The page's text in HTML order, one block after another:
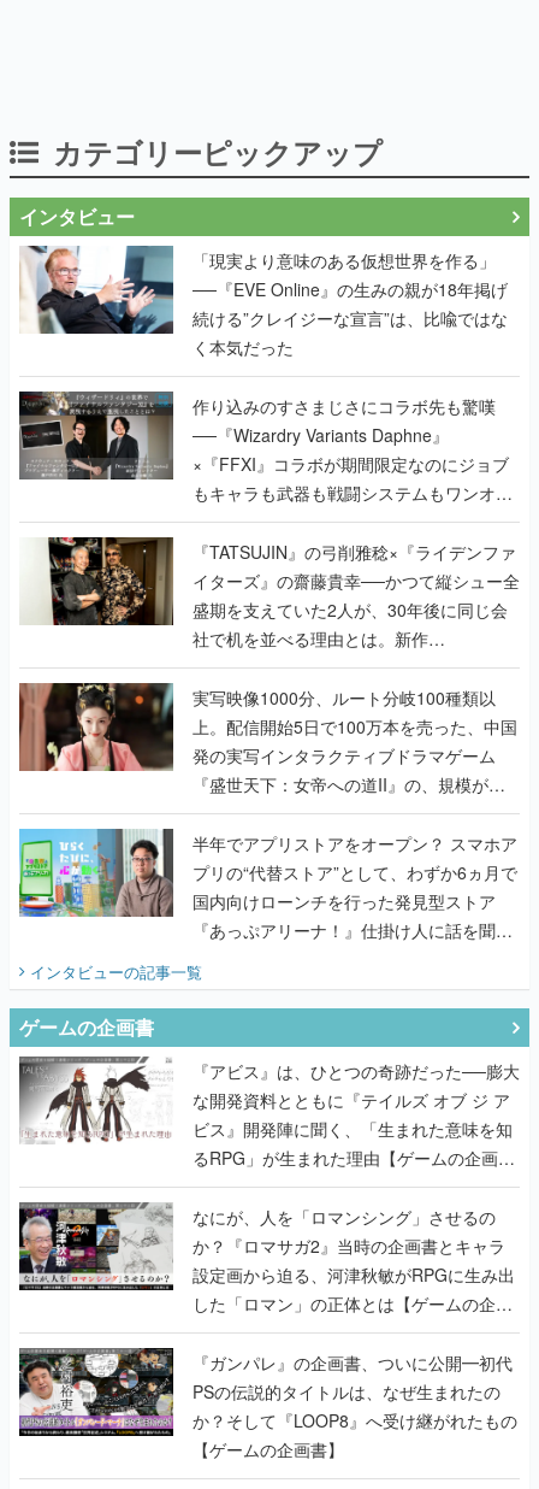
「現実より意味のある仮想世界を作る」
──『EVE Online』の生みの親が18年掲げ
く本気だった
作り込みのすさまじさにコラボ先も驚嘆
──『Wizardry Variants Daphne』
×『FFXI』コラボが期間限定なのにジョブ
もキャラも武器も戦闘システムもワンオフ
で作り込まれた理由を両ディレクターに聞
く
『TATSUJIN』の弓削雅稔×『ライデンファ
イターズ』の齋藤貴幸──かつて縦シュー全
盛期を支えていた2人が、30年後に同じ会
社で机を並べる理由とは。新作
『TATSUJIN EXTREME』で初タッグを組
んだレジェンド2人に訊く開発秘話
実写映像1000分、ルート分岐100種類以
上。配信開始5日で100万本を売った、中国
発の実写インタラクティブドラマゲーム
『盛世天下：女帝への道II』の、規模が違
うこだわりをプロデューサーに聞いた
半年でアプリストアをオープン？ スマホア
プリの“代替ストア”として、わずか6ヵ月で
国内向けローンチを行った発見型ストア
『あっぷアリーナ！』仕掛け人に話を聞い
てみた
インタビューの記事一覧
『アビス』は、ひとつの奇跡だった──膨大
な開発資料とともに『テイルズ オブ ジ ア
るRPG」が生まれた理由【ゲームの企画
書】
なにが、人を「ロマンシング」させるの
か？『ロマサガ2』当時の企画書とキャラ
設定画から迫る、河津秋敏がRPGに生み出
した「ロマン」の正体とは【ゲームの企画
書】
『ガンパレ』の企画書、ついに公開━初代
PSの伝説的タイトルは、なぜ生まれたの
か？そして『LOOP8』へ受け継がれたもの
【ゲームの企画書】
世界が認めるゲームデザイナー・上田文人
とはいったい何が凄いのか？ ヨコオタロ
ウ・外山圭一郎らと共に『ICO』に込めら